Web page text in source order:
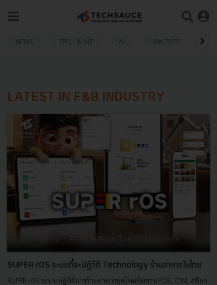
NEWS TECH & BIZ AI HEALTHTECH
LATEST IN F&B INDUSTRY
SUPER rOS ระบบที่จะปฏิวัติ Technology ร้านอาหารในไทย
SUPER rOS ระบบปฏิบัติการร้านอาหารยุคใหม่ที่ผสาน POS, CRM, สต๊อก